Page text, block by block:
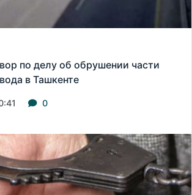
по делу об обрушении части
в Ташкенте
0